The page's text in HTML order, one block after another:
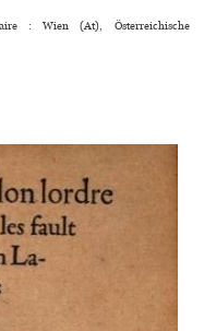
: Wien (At), Österreichische